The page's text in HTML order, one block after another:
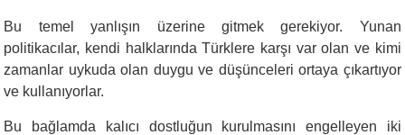
Bu temel yanlışın üzerine gitmek gerekiyor. Yunan
politikacılar, kendi halklarında Türklere karşı var olan ve kimi
zamanlar uykuda olan duygu ve düşünceleri ortaya çıkartıyor
ve kullanıyorlar.
Bu bağlamda kalıcı dostluğun kurulmasını engelleyen iki